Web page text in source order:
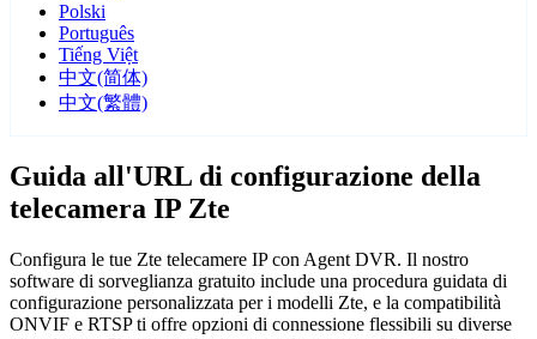
Polski
Português
Tiếng Việt
中文(简体)
中文(繁體)
Guida all'URL di configurazione della
telecamera IP Zte
Configura le tue Zte telecamere IP con Agent DVR. Il nostro
software di sorveglianza gratuito include una procedura guidata di
configurazione personalizzata per i modelli Zte, e la compatibilità
ONVIF e RTSP ti offre opzioni di connessione flessibili su diverse